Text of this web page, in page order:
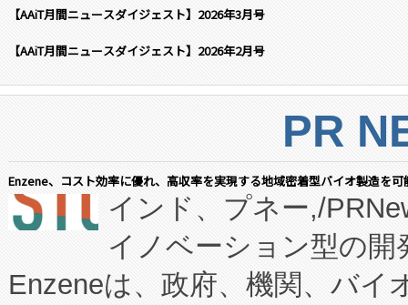
【AAiT月間ニュースダイジェスト】2026年3月号
【AAiT月間ニュースダイジェスト】2026年2月号
PR
Enzene、コスト効率に優れ、高収率を実現する地域密着型バイオ製造を
インド、プネー,/
イノベーション型の
Enzeneは、政府、機関、バイ